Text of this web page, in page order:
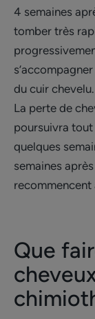
4 semaines
tomber très
du cuir chevelu.
La perte de
poursuivra
quelques
semaines
recommencent
Que